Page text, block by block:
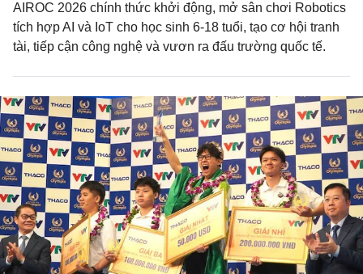
AIROC 2026 chính thức khởi động, mở sân chơi Robotics
tích hợp AI và IoT cho học sinh 6-18 tuổi, tạo cơ hội tranh
tài, tiếp cận công nghệ và vươn ra đấu trường quốc tế.